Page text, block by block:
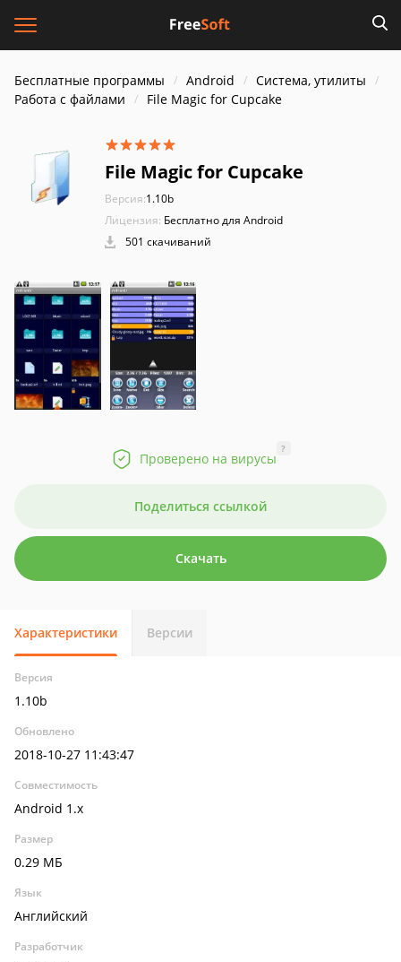
Бесплатные программы Android
Система, утилиты
Работа с файлами
File Magic for Cupcake
File Magic for Cupcake
Версия:1.10b
Лицензия: Бесплатно для Android
501 скачиваний
Проверено на вирусы
?
Поделиться ссылкой
Скачать
Характеристики Версии
Версия
1.10b
Обновлено
2018-10-27 11:43:47
Совместимость
Android 1.x
Размер
0.29 МБ
Язык
Английский
Разработчик